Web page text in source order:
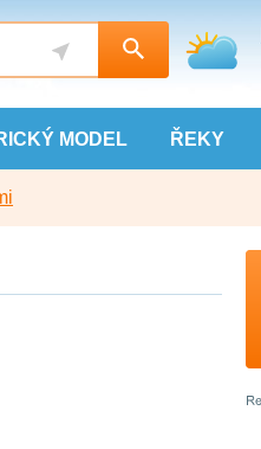
MODEL ŘEKY